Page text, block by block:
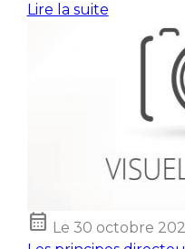
Lire la suite
calendar_month Le 30 octobre